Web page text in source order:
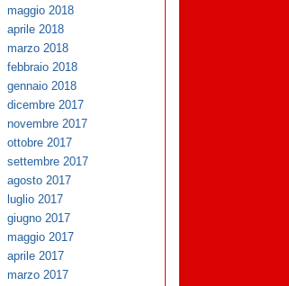
maggio 2018
aprile 2018
marzo 2018
febbraio 2018
gennaio 2018
dicembre 2017
novembre 2017
ottobre 2017
settembre 2017
agosto 2017
luglio 2017
giugno 2017
maggio 2017
aprile 2017
marzo 2017